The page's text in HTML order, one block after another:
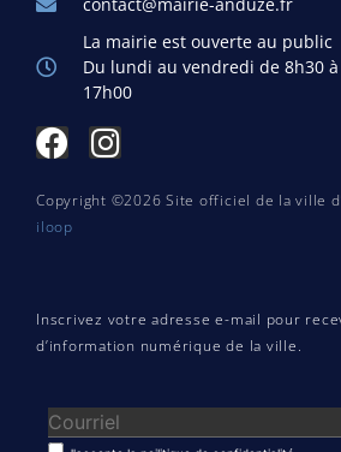
contact@mairie-anduze.fr
La mairie est ouverte au public
Du lundi au vendredi de 8h30
17h00
Copyright ©2026 Site officiel de la ville
iloop
Inscrivez votre adresse e-mail pour
d’information numérique de la ville.